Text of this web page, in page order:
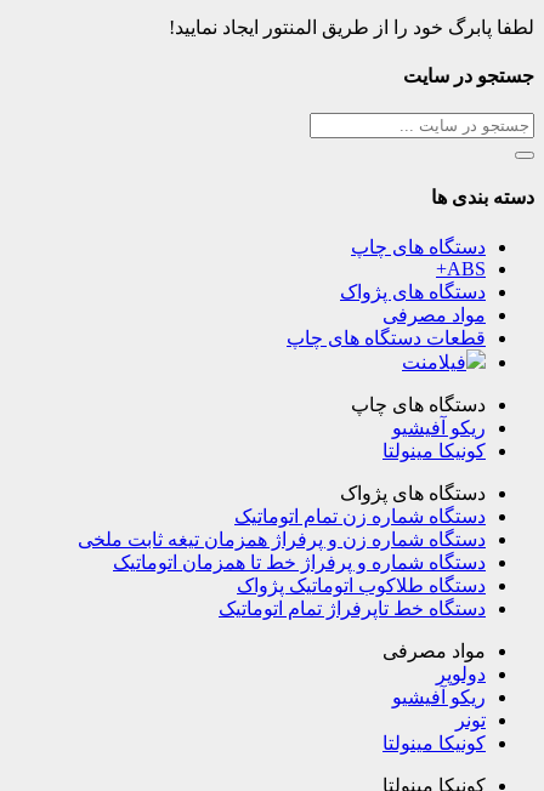
لطفا پابرگ خود را از طریق المنتور ایجاد نمایید!
جستجو در سایت
دسته بندی ها
دستگاه های چاپ
ABS+
دستگاه های پژواک
مواد مصرفی
قطعات دستگاه های چاپ
فیلامنت
دستگاه های چاپ
ریکو آفیشیو
کونیکا مینولتا
دستگاه های پژواک
دستگاه شماره زن تمام اتوماتیک
دستگاه شماره زن و پرفراژ همزمان تیغه ثابت ملخی
دستگاه شماره و پرفراژ خط تا همزمان اتوماتیک
دستگاه طلاکوب اتوماتیک پژواک
دستگاه خط تاپرفراژ تمام اتوماتیک
مواد مصرفی
دولوپر
ریکو آفیشیو
تونر
کونیکا مینولتا
کونیکا مینولتا